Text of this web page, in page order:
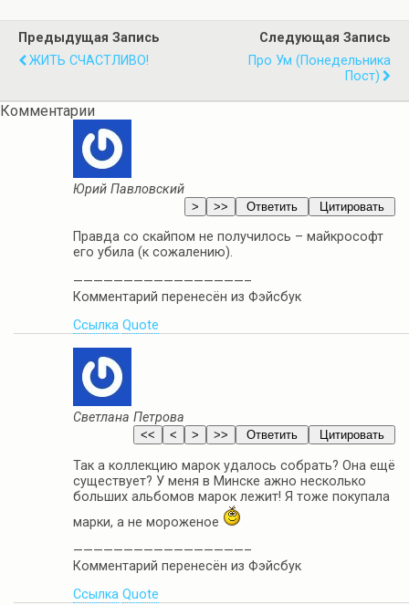
Предыдущая Запись
ЖИТЬ СЧАСТЛИВО!
Следующая Запись
Про Ум (понедельника
Пост)
Комментарии
Юрий Павловский
Правда со скайпом не получилось – майкрософт
его убила (к сожалению).
—————————————————–
Комментарий перенесён из Фэйсбук
Ссылка Quote
Светлана Петрова
Так а коллекцию марок удалось собрать? Она ещё
существует? У меня в Минске ажно несколько
больших альбомов марок лежит! Я тоже покупала
марки, а не мороженое
—————————————————–
Комментарий перенесён из Фэйсбук
Ссылка Quote